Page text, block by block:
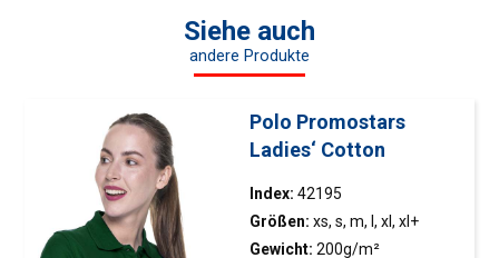
Siehe auch
andere Produkte
Polo Promostars
Ladies‘ Cotton
Index: 42195
Größen: xs, s, m, l, xl, xl+
Gewicht: 200g/m²